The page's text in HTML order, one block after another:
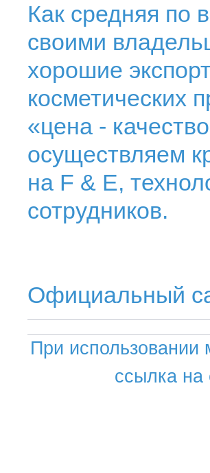
Как средняя по
своими
хорошие
косметических
«цена -
осуществляем
на F & E,
сотрудников.
Официальный
При использовании
ссылка на